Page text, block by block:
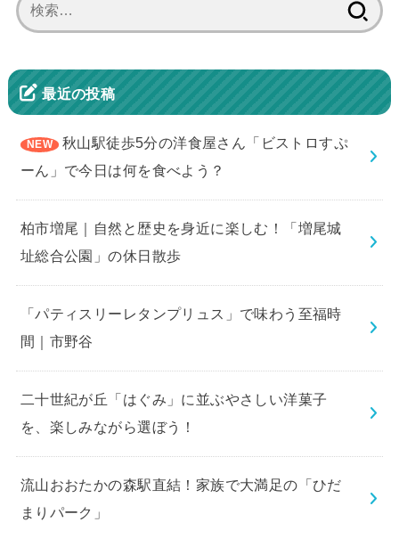
索:
最近の投稿
秋山駅徒歩5分の洋食屋さん「ビストロすぷ
ーん」で今日は何を食べよう？
柏市増尾｜自然と歴史を身近に楽しむ！「増尾城
址総合公園」の休日散歩
「パティスリーレタンプリュス」で味わう至福時
間｜市野谷
二十世紀が丘「はぐみ」に並ぶやさしい洋菓子
を、楽しみながら選ぼう！
流山おおたかの森駅直結！家族で大満足の「ひだ
まりパーク」